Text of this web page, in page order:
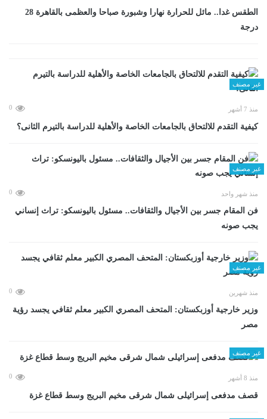
الطقس غدا.. مائل للحرارة نهارا وشبورة صباحا والعظمى بالقاهرة 28
درجة
غير مصنف
منذ 7 أشهر 0
كيفية التقدم للالتحاق بالجامعات الخاصة والأهلية للدراسة بالتيرم الثانى؟
غير مصنف
منذ شهر واحد 0
فن المقام جسر بين الأجيال والثقافات.. مسئول باليونسكو: تراث إنساني
يجب صونه
غير مصنف
منذ شهرين 0
وزير خارجية أوزبكستان: المتحف المصري الكبير معلم ثقافي يجسد رؤية
مصر
غير مصنف
منذ 8 أشهر 0
قصف مدفعى إسرائيلى شمال شرقى مخيم البريج وسط قطاع غزة